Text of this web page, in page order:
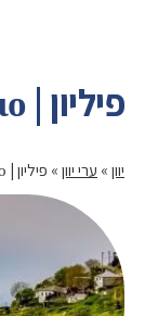
פיליון | Pelion | Πήλιο
יוון » ערי יוון » פיליון | Pelion | Πήλιο